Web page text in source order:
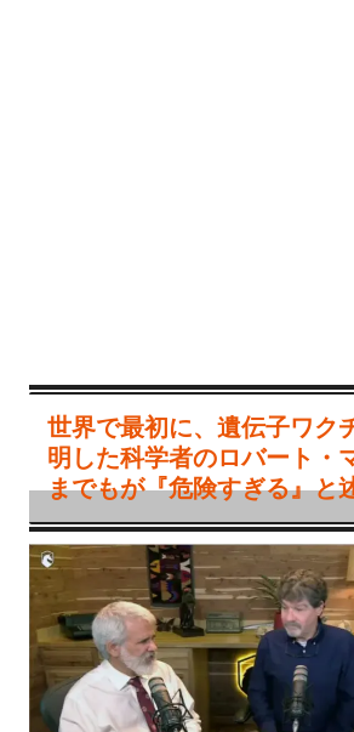
世界で最初に、遺伝子ワク
明した科学者のロバート・
までもが『危険すぎる』と